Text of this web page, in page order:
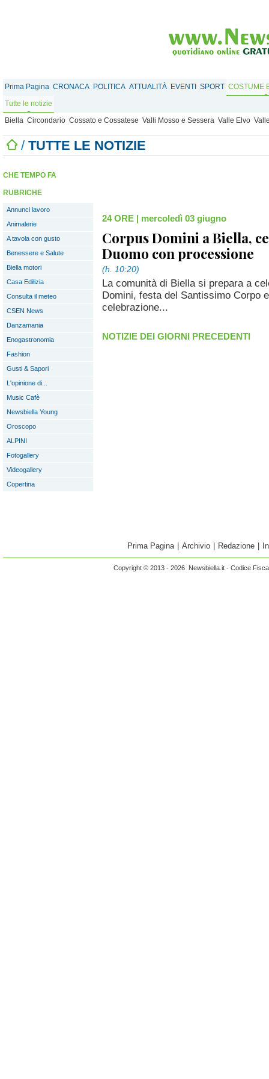
Prima Pagina CRONACA POLITICA ATTUALITÀ EVENTI SPORT COSTUME
Tutte le notizie
Biella Circondario Cossato e Cossatese Valli Mosso e Sessera Valle Elvo
/ TUTTE LE NOTIZIE
CHE TEMPO FA
RUBRICHE
Annunci lavoro
Animalerie
A tavola con gusto
Benessere e Salute
Biella motori
Casa Edilizia
Consulta il meteo
CSEN News
Danzamania
Enogastronomia
Fashion
Gusti & Sapori
L'opinione di...
Music Cafè
Newsbiella Young
Oroscopo
ALPINI
Fotogallery
Videogallery
Copertina
24 ORE | mercoledì 03 giugno
Corpus Domini a Biella,
Duomo con processione
(h. 10:20)
La comunità di Biella si prepara a
Domini, festa del Santissimo Corpo
celebrazione...
NOTIZIE DEI GIORNI PRECEDENTI
Prima Pagina Archivio Redazione
Copyright © 2013 - 2026 Newsbiella.it - Codice